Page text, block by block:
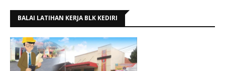
BALAI LATIHAN KERJA BLK KEDIRI